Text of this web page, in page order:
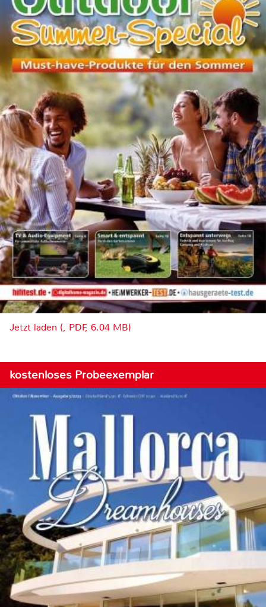
Jetzt laden (, PDF, 6.04 MB)
kostenloses Probeexemplar